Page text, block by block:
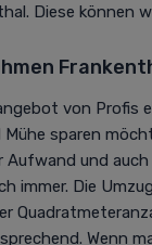
Diese können
von Profis
sparen
Aufwand und
immer. Die
Wenn